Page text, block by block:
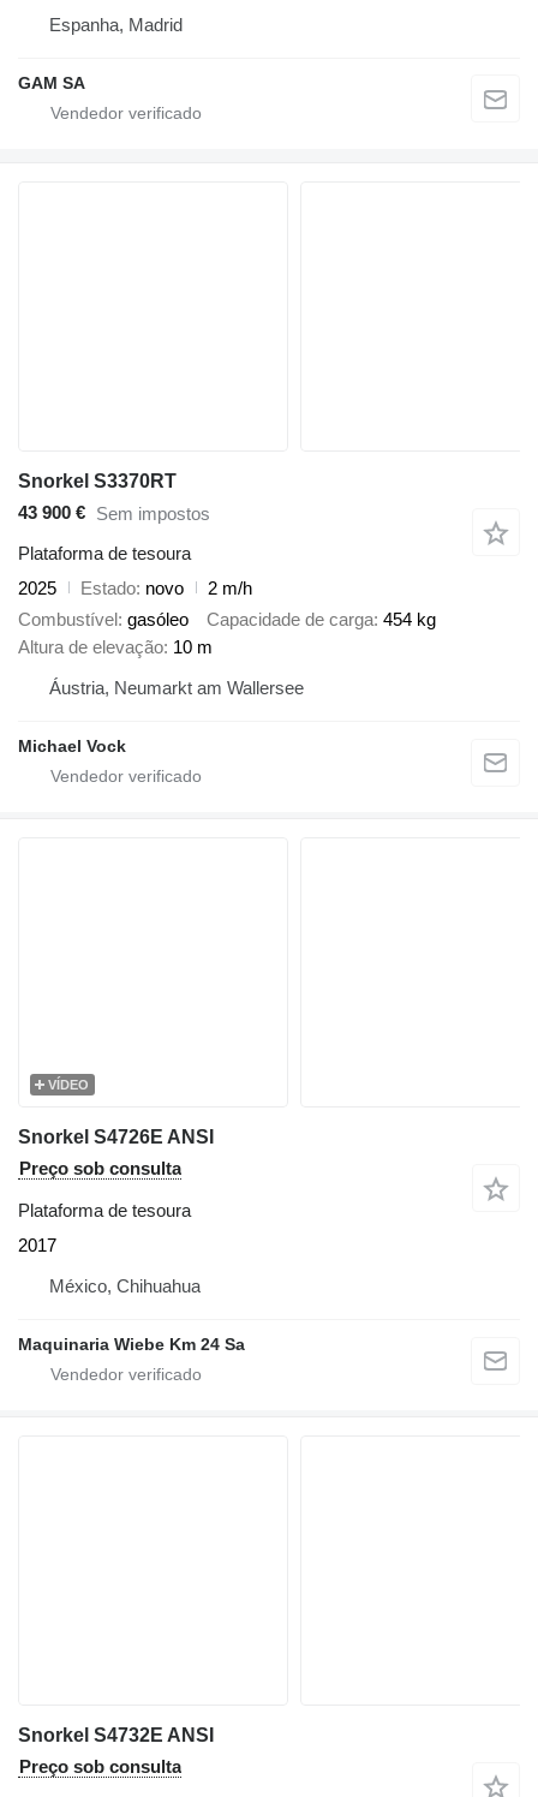
Espanha, Madrid
GAM SA
Snorkel S3370RT
43 900 € Sem impostos
Plataforma de tesoura
2025
Estado novo
2 m/h
Combustível gasóleo Capacidade de carga 454 kg
Altura de elevação 10 m
Áustria, Neumarkt am Wallersee
Michael Vock
VÍDEO
Snorkel S4726E ANSI
Preço sob consulta
Plataforma de tesoura
2017
México, Chihuahua
Maquinaria Wiebe Km 24 Sa
Snorkel S4732E ANSI
Preço sob consulta